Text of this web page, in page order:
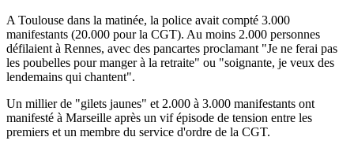
A Toulouse dans la matinée, la police avait compté 3.000
manifestants (20.000 pour la CGT). Au moins 2.000 personnes
défilaient à Rennes, avec des pancartes proclamant "Je ne ferai pas
les poubelles pour manger à la retraite" ou "soignante, je veux des
lendemains qui chantent".
Un millier de "gilets jaunes" et 2.000 à 3.000 manifestants ont
manifesté à Marseille après un vif épisode de tension entre les
premiers et un membre du service d'ordre de la CGT.